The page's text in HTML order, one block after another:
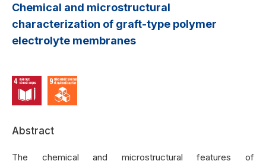
Chemical and microstructural
characterization of graft-type polymer
electrolyte membranes
Abstract
The chemical and microstructural features of